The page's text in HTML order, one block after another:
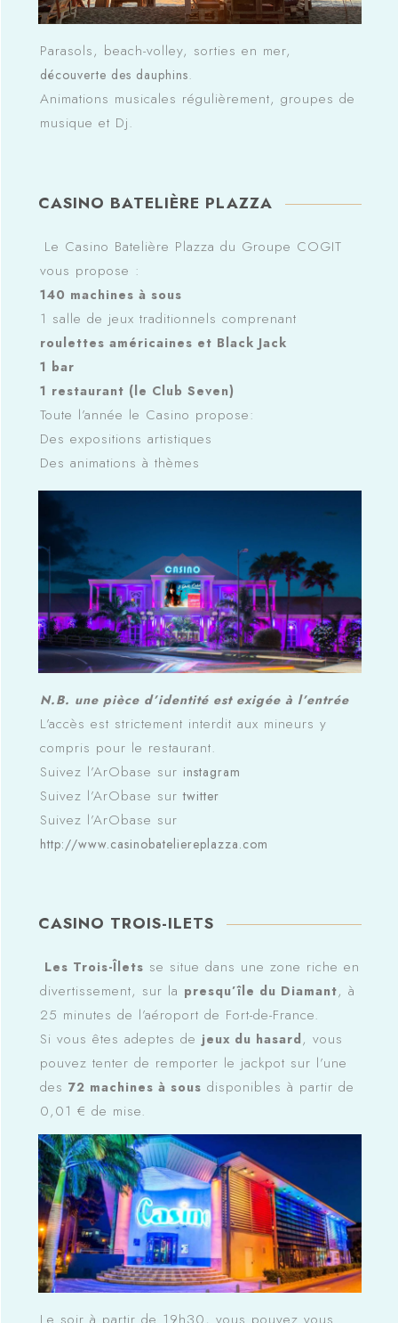
Parasols, beach-volley, sorties en mer,
découverte des dauphins.
Animations musicales régulièrement, groupes de
musique et Dj.
CASINO BATELIÈRE PLAZZA
Le Casino Batelière Plazza du Groupe COGIT
vous propose :
140 machines à sous
1 salle de jeux traditionnels comprenant
roulettes américaines et Black Jack
1 bar
1 restaurant (le Club Seven)
Toute l’année le Casino propose:
Des expositions artistiques
Des animations à thèmes
N.B. une pièce d’identité est exigée à l’entrée
L’accès est strictement interdit aux mineurs y
compris pour le restaurant.
Suivez l’ArObase sur instagram
Suivez l’ArObase surtwitter
Suivez l’ArObase sur
http://www.casinobateliereplazza.com
CASINO TROIS-ILETS
Les Trois-Îlets se situe dans une zone riche en
divertissement, sur la presqu’île du Diamant, à
25 minutes de l’aéroport de Fort-de-France.
Si vous êtes adeptes de jeux du hasard, vous
pouvez tenter de remporter le jackpot sur l’une
des 72 machines à sous disponibles à partir de
0,01 € de mise.